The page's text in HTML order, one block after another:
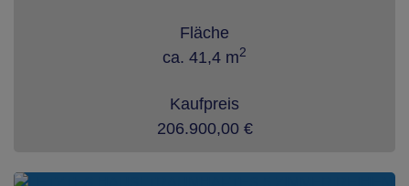
Fläche
ca. 41,4 m2
Kaufpreis
206.900,00 €